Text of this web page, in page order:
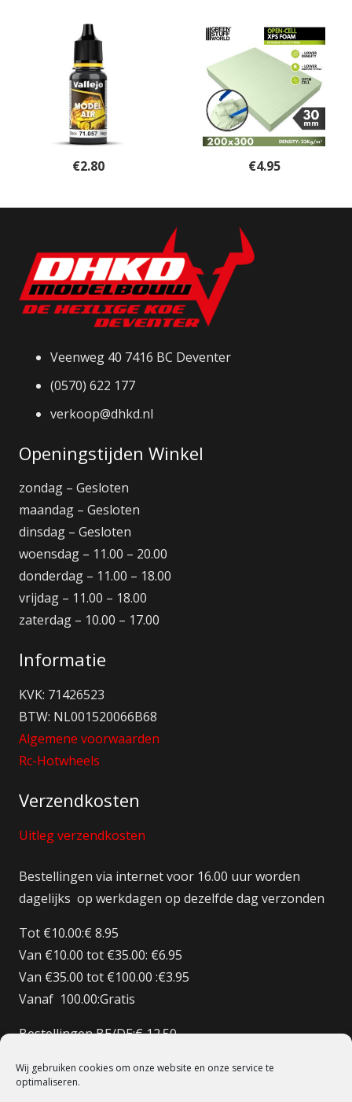
Wij gebruiken cookies om onze website en onze service te
optimaliseren.
€2.80 €4.95
Veenweg 40 7416 BC Deventer
(0570) 622 177
verkoop@dhkd.nl
Openingstijden Winkel
zondag – Gesloten
maandag – Gesloten
dinsdag – Gesloten
woensdag – 11.00 – 20.00
donderdag – 11.00 – 18.00
vrijdag – 11.00 – 18.00
zaterdag – 10.00 – 17.00
Informatie
KVK: 71426523
BTW: NL001520066B68
Algemene voorwaarden
Rc-Hotwheels
Verzendkosten
Uitleg verzendkosten
Bestellingen via internet voor 16.00 uur worden
dagelijks op werkdagen op dezelfde dag verzonden
Tot €10.00:€ 8.95
Van €10.00 tot €35.00: €6.95
Van €35.00 tot €100.00 :€3.95
Vanaf 100.00:Gratis
Bestellingen BE/DE:€ 12.50
Bestellingen FR:€15.00